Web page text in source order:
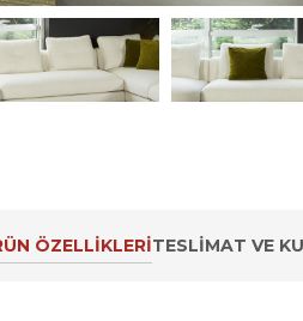
ÖZELLIKLERITESLIMAT VE